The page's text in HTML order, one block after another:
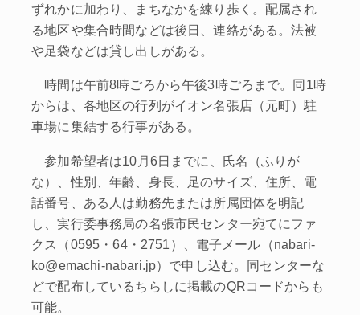
ずれかに加わり、まちなかを練り歩く。配属され
る地区や集合時間などは後日、連絡がある。法被
や足袋などは貸し出しがある。
時間は午前8時ごろから午後3時ごろまで。同1時
からは、各地区の行列がイオン名張店（元町）駐
車場に集結する行事がある。
参加希望者は10月6日までに、氏名（ふりが
な）、性別、年齢、身長、足のサイズ、住所、電
話番号、ある人は勤務先または所属団体を明記
し、実行委事務局の名張市民センター宛てにファ
クス（0595・64・2751）、電子メール（nabari-
ko@emachi-nabari.jp）で申し込む。同センターな
どで配布しているちらしに掲載のQRコードからも
可能。